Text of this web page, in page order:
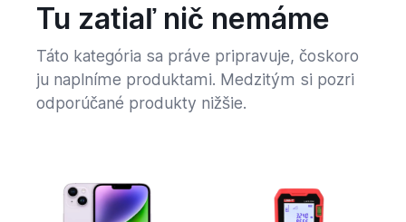
Tu zatiaľ nič nemáme
Táto kategória sa práve pripravuje, čoskoro
ju naplníme produktami. Medzitým si pozri
odporúčané produkty nižšie.